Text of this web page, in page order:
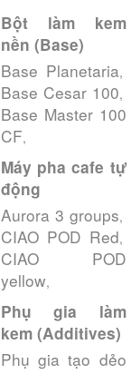
Bột làm kem
nền (Base)
Base Planetaria,
Base Cesar 100,
Base Master 100
CF,
Máy pha cafe tự
động
Aurora 3 groups,
CIAO POD Red,
CIAO POD
yellow,
Phụ gia làm
kem (Additives)
Phụ gia tạo dẻo